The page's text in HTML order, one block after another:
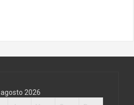
agosto 2026